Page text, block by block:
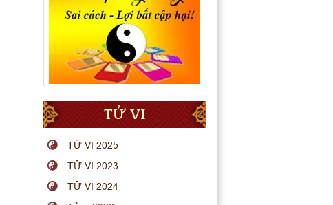
TỬ VI
TỬ VI 2025
TỬ VI 2023
TỬ VI 2024